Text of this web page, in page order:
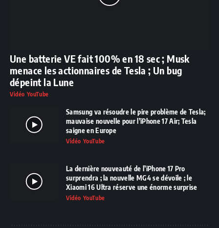
Une batterie VE fait 100% en 18 sec ; Musk
menace les actionnaires de Tesla ; Un bug
dépeint la Lune
Vidéo YouTube
Samsung va résoudre le pire problème de Tesla;
mauvaise nouvelle pour l’iPhone 17 Air; Tesla
saigne en Europe
Vidéo YouTube
La dernière nouveauté de l’iPhone 17 Pro
surprendra ; la nouvelle MG4 se dévoile ; le
Xiaomi 16 Ultra réserve une énorme surprise
Vidéo YouTube